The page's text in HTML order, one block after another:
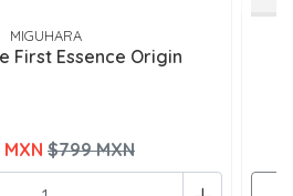
MIGUHARA
First Essence Origin
$799 MXN